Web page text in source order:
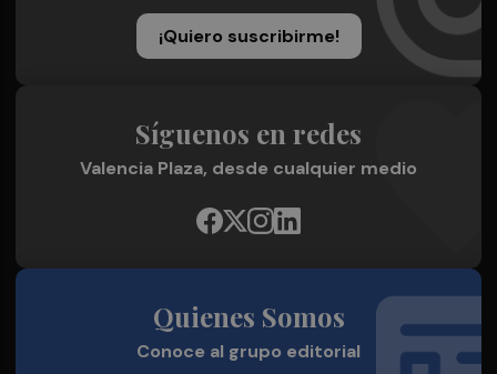
¡Quiero suscribirme!
Síguenos en redes
Valencia Plaza, desde cualquier medio
Quienes Somos
Conoce al grupo editorial